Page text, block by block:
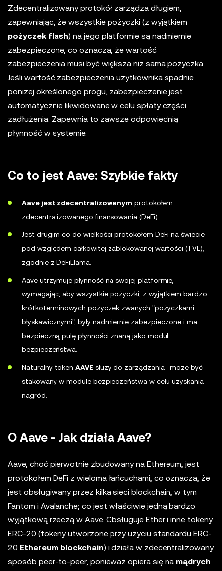
Zdecentralizowany protokół zarządza długiem,
zapewniając, że wszystkie pożyczki (z wyjątkiem
pożyczek flash) na jego platformie są nadmiernie
zabezpieczone, co oznacza, że wartość
zabezpieczenia musi być większa niż sama pożyczka.
Jeśli wartość zabezpieczenia użytkownika spadnie
poniżej określonego progu, zabezpieczenie jest
automatycznie likwidowane w celu spłaty części
zadłużenia. Zapewnia to zawsze odpowiednią
płynność w systemie.
Co to jest Aave: Szybkie fakty
Aave jest zdecentralizowanym protokołem
zdecentralizowanego finansowania (DeFi).
Jest drugim co do wielkości protokołem DeFi na świecie
pod względem całkowitej zablokowanej wartości (TVL),
zgodnie z DeFiLlama.
Aave utrzymuje płynność na swojej platformie,
wymagając, aby wszystkie pożyczki, z wyjątkiem bardzo
krótkoterminowych pożyczek zwanych "pożyczkami
błyskawicznymi", były nadmiernie zabezpieczone i ma
bezpieczną pulę płynności znaną jako moduł
bezpieczeństwa.
Naturalny token AAVE służy do zarządzania i może być
stakowany w module bezpieczeństwa w celu uzyskania
nagród.
O Aave - Jak działa Aave?
Aave, choć pierwotnie zbudowany na Ethereum, jest
protokołem DeFi z wieloma łańcuchami, co oznacza, że
jest obsługiwany przez kilka sieci blockchain, w tym
Fantom i Avalanche; co jest właściwie jedną bardzo
wyjątkową rzeczą w Aave. Obsługuje Ether i inne tokeny
ERC-20 (tokeny utworzone przy użyciu standardu ERC-
20 Ethereum blockchain) i działa w zdecentralizowany
sposób peer-to-peer, ponieważ opiera się na mądrych